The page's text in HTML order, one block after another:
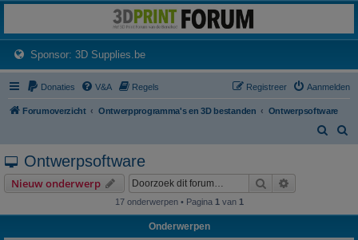
Het 3D print forum van de Benelux na de sluiting van 3dprintforum.nl
Sponsor: 3D Supplies.be(Opens a new tab)
Donaties V&A Regels Aanmelden
Registreer
Forumoverzicht Ontwerpprogramma's en 3D bestanden
Ontwerpsoftware
Ontwerpsoftware
Nieuw onderwerp Zoek
17 onderwerpen • Pagina 1 van 1
Onderwerpen